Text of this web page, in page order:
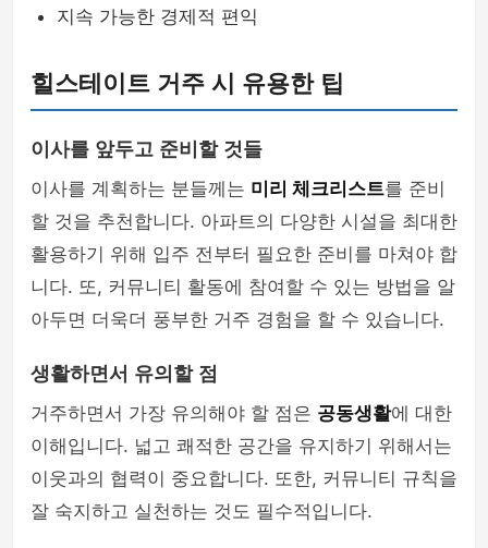
지속 가능한 경제적 편익
힐스테이트 거주 시 유용한 팁
이사를 앞두고 준비할 것들
이사를 계획하는 분들께는 미리 체크리스트를 준비
할 것을 추천합니다. 아파트의 다양한 시설을 최대한
활용하기 위해 입주 전부터 필요한 준비를 마쳐야 합
니다. 또, 커뮤니티 활동에 참여할 수 있는 방법을 알
아두면 더욱더 풍부한 거주 경험을 할 수 있습니다.
생활하면서 유의할 점
거주하면서 가장 유의해야 할 점은 공동생활에 대한
이해입니다. 넓고 쾌적한 공간을 유지하기 위해서는
이웃과의 협력이 중요합니다. 또한, 커뮤니티 규칙을
잘 숙지하고 실천하는 것도 필수적입니다.